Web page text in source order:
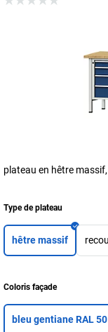
plateau en hêtre
Type de plateau
hêtre massif
Coloris façade
bleu gentiane RAL